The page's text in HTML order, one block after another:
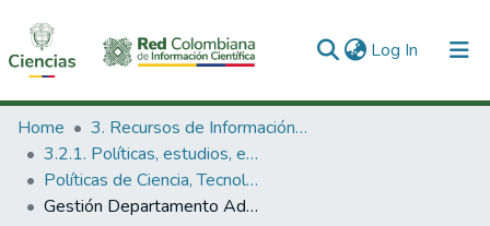
Log In (current)
Communities & Collections
All of DSpace
Statistics
Home
3. Recursos de Información Científica y Tecnológica
3.2.1. Políticas, estudios, evaluaciones e indicadores de CTeI
Políticas de Ciencia, Tecnología e Innovación
Gestión Departamento Administrativo de Ciencia, Tecnología e Innovación – Colciencias